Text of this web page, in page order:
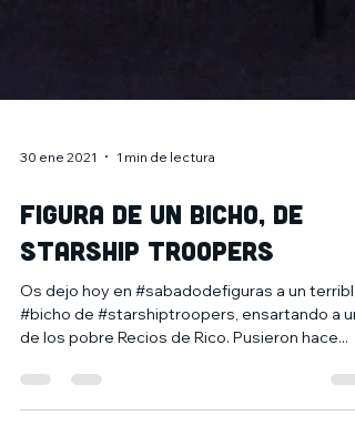
Figura de un BICHO, de
Starship Troopers
Os dejo hoy en #sabadodefiguras a un terrible
de los pobre Recios de Rico. Pusieron hace...